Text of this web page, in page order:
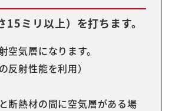
15ミリ以上）を打ちます。
空気層になります。
反射性能を利用）
断熱材の間に空気層がある場